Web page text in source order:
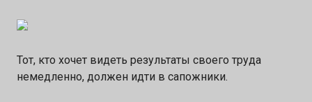
Тот, кто хочет видеть результаты своего труда
немедленно, должен идти в сапожники.